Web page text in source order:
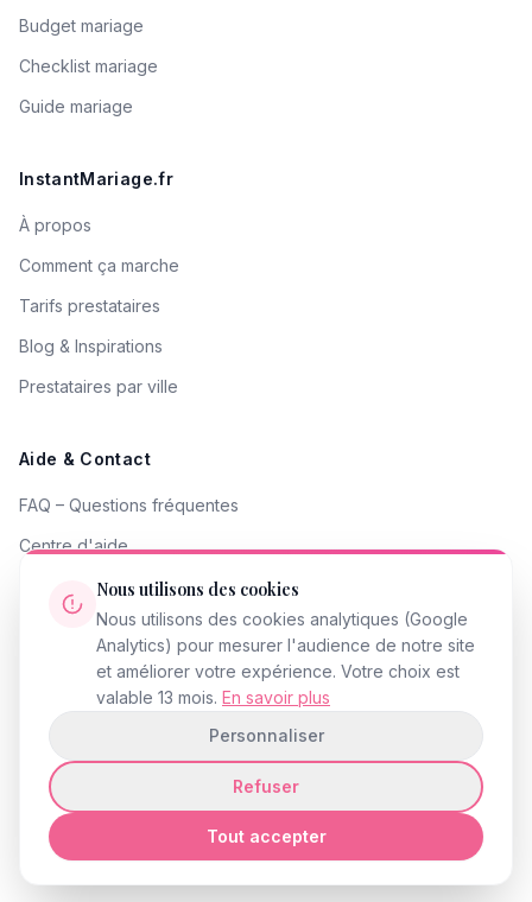
Budget mariage
Checklist mariage
Guide mariage
InstantMariage.fr
À propos
Comment ça marche
Tarifs prestataires
Blog & Inspirations
Prestataires par ville
Aide & Contact
FAQ – Questions fréquentes
Centre d'aide
Contacter le support
Signaler un problème
Devenir partenaire
© 2026 InstantMariage.fr · Tous droits réservés
Mentions légalesPolitique de confidentialitéCGUAccessibilité
Gestion des cookies
Nous utilisons des cookies
Nous utilisons des cookies analytiques (Google
Analytics) pour mesurer l'audience de notre site
et améliorer votre expérience. Votre choix est
valable 13 mois. En savoir plus
Personnaliser
Refuser
Tout accepter